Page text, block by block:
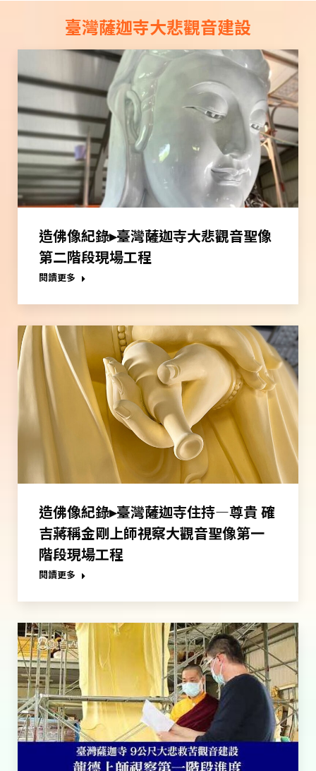
臺灣薩迦寺大悲觀音建設
造佛像紀錄▸臺灣薩迦寺大悲觀音聖像
第二階段現場工程
閱讀更多
造佛像紀錄▸臺灣薩迦寺住持—尊貴 確
吉蔣稱金剛上師視察大觀音聖像第一
階段現場工程
閱讀更多